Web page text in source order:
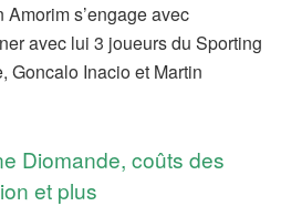
s’engage avec
avec lui 3 joueurs du Sporting
Goncalo Inacio et Martin
Diomande, coûts des
et plus